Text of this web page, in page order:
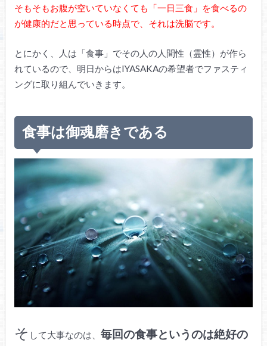
そもそもお腹が空いていなくても「一日三食」を食べるの
が健康的だと思っている時点で、それは洗脳です。
とにかく、人は「食事」でその人の人間性（霊性）が作ら
れているので、明日からはIYASAKAの希望者でファスティ
ングに取り組んでいきます。
食事は御魂磨きである
そ して大事なのは、 毎回の食事というのは絶好の